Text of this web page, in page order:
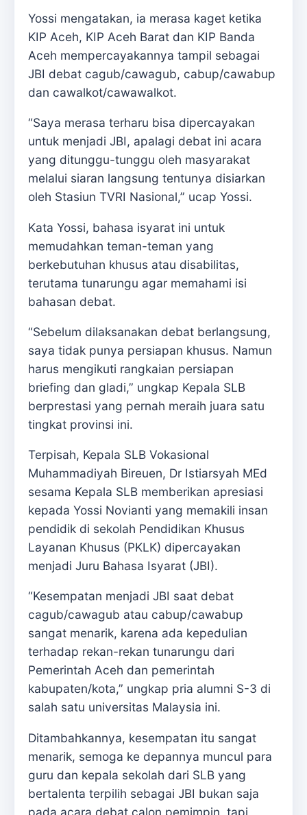
Yossi mengatakan, ia merasa kaget ketika
KIP Aceh, KIP Aceh Barat dan KIP Banda
Aceh mempercayakannya tampil sebagai
JBI debat cagub/cawagub, cabup/cawabup
dan cawalkot/cawawalkot.
“Saya merasa terharu bisa dipercayakan
untuk menjadi JBI, apalagi debat ini acara
yang ditunggu-tunggu oleh masyarakat
melalui siaran langsung tentunya disiarkan
oleh Stasiun TVRI Nasional,” ucap Yossi.
Kata Yossi, bahasa isyarat ini untuk
memudahkan teman-teman yang
berkebutuhan khusus atau disabilitas,
terutama tunarungu agar memahami isi
bahasan debat.
“Sebelum dilaksanakan debat berlangsung,
saya tidak punya persiapan khusus. Namun
harus mengikuti rangkaian persiapan
briefing dan gladi,” ungkap Kepala SLB
berprestasi yang pernah meraih juara satu
tingkat provinsi ini.
Terpisah, Kepala SLB Vokasional
Muhammadiyah Bireuen, Dr Istiarsyah MEd
sesama Kepala SLB memberikan apresiasi
kepada Yossi Novianti yang memakili insan
pendidik di sekolah Pendidikan Khusus
Layanan Khusus (PKLK) dipercayakan
menjadi Juru Bahasa Isyarat (JBI).
“Kesempatan menjadi JBI saat debat
cagub/cawagub atau cabup/cawabup
sangat menarik, karena ada kepedulian
terhadap rekan-rekan tunarungu dari
Pemerintah Aceh dan pemerintah
kabupaten/kota,” ungkap pria alumni S-3 di
salah satu universitas Malaysia ini.
Ditambahkannya, kesempatan itu sangat
menarik, semoga ke depannya muncul para
guru dan kepala sekolah dari SLB yang
bertalenta terpilih sebagai JBI bukan saja
pada acara debat calon pemimpin, tapi